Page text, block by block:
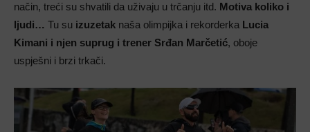
način, treći su shvatili da uživaju u trčanju itd. Motiva koliko i
ljudi… Tu su izuzetak naša olimpijka i rekorderka Lucia
Kimani i njen suprug i trener Srđan Marčetić, oboje
uspješni i brzi trkači.